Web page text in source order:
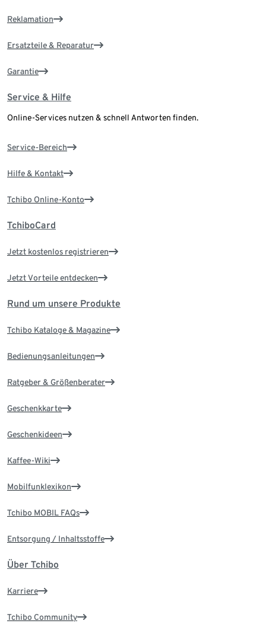
Reklamation
Ersatzteile & Reparatur
Garantie
Service & Hilfe
Online-Services nutzen & schnell Antworten finden.
Service-Bereich
Hilfe & Kontakt
Tchibo Online-Konto
TchiboCard
Jetzt kostenlos registrieren
Jetzt Vorteile entdecken
Rund um unsere Produkte
Tchibo Kataloge & Magazine
Bedienungsanleitungen
Ratgeber & Größenberater
Geschenkkarte
Geschenkideen
Kaffee-Wiki
Mobilfunklexikon
Tchibo MOBIL FAQs
Entsorgung / Inhaltsstoffe
Über Tchibo
Karriere
Tchibo Community